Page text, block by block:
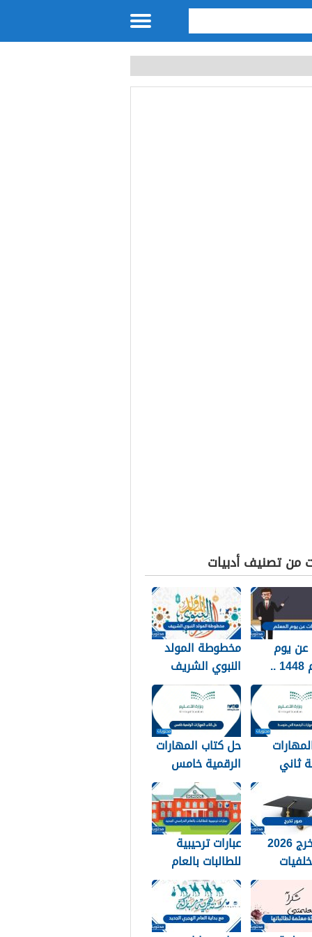
من تصنيف أدبيات
عن يوم
المعلم 1448 ..
عن يوم
مكتوبة
مخطوطة المولد
النبوي الشريف
2026 جديدة
ثاني
حل كتاب المهارات
الرقمية خامس
1448
صور تخرج 2026
عبارات ترحيبية
للطالبات بالعام
الدراسي الجديد
1448 بالصور